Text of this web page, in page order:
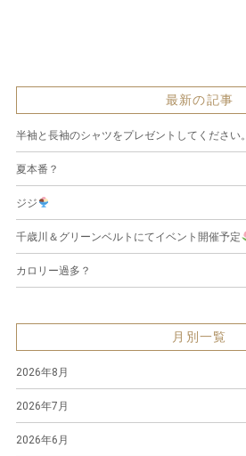
最新の記事
半袖と長袖のシャツをプレゼントしてください。
夏本番？
ジジ
千歳川＆グリーンベルトにてイベント開催予定
カロリー過多？
月別一覧
2026年8月
2026年7月
2026年6月